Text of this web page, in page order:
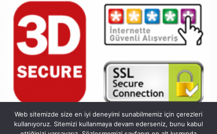
Kvkk Bilgilendirme
Web sitemizde size en iyi deneyimi sunabilmemiz için çerezleri
kullanıyoruz. Sitemizi kullanmaya devam ederseniz, bunu kabul